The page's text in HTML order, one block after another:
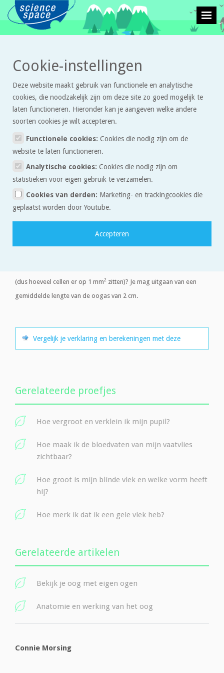
Leven en natuur > Proefjes > Hoe dicht zitten de netvliescellen op elkaar
in mijn gele vlek?
Hoe dicht zitten de
netvliescellen op elkaar in mijn
gele vlek?
- Zet twee duidelijke stippen op papier op een onderlinge afstand
van 2 mm
- Plak het papier op een muur en ga steeds verder van de muur
staan
(dus hoeveel cellen er op 1 mm2 zitten)? Je mag uitgaan van een
gemiddelde lengte van de oogas van 2 cm.
Vergelijk je verklaring en berekeningen met deze
Gerelateerde proefjes
Hoe vergroot en verklein ik mijn pupil?
Hoe maak ik de bloedvaten van mijn vaatvlies
zichtbaar?
Hoe groot is mijn blinde vlek en welke vorm heeft
hij?
Hoe merk ik dat ik een gele vlek heb?
Gerelateerde artikelen
Bekijk je oog met eigen ogen
Anatomie en werking van het oog
Connie Morsing
Cookie-instellingen
Deze website maakt gebruik van functionele en analytische
cookies, die noodzakelijk zijn om deze site zo goed mogelijk te
laten functioneren. Hieronder kan je aangeven welke andere
soorten cookies je wilt accepteren.
Functionele cookies: Cookies die nodig zijn om de
website te laten functioneren.
Analytische cookies: Cookies die nodig zijn om
statistieken voor eigen gebruik te verzamelen.
Cookies van derden: Marketing- en trackingcookies die
geplaatst worden door Youtube.